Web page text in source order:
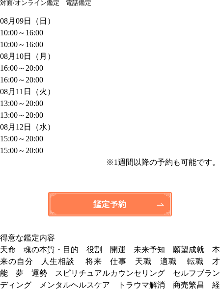
対面/オンライン鑑定 電話鑑定
08月09日（日）
10:00～16:00
10:00～16:00
08月10日（月）
16:00～20:00
16:00～20:00
08月11日（火）
13:00～20:00
13:00～20:00
08月12日（水）
15:00～20:00
15:00～20:00
※1週間以降の予約も可能です。
得意な鑑定内容
天命 魂の本質・目的 役割 開運 未来予知 願望成就 本
来の自分 人生相談 将来 仕事 天職 適職 転職 才
能 夢 運勢 スピリチュアルカウンセリング セルフブラン
ディング メンタルヘルスケア トラウマ解消 商売繁昌 経